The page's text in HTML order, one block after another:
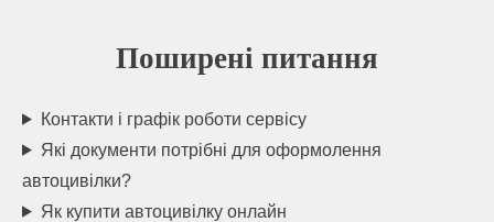
Поширені питання
Контакти і графік роботи сервісу
Які документи потрібні для оформолення
автоцивілки?
Як купити автоцивілку онлайн